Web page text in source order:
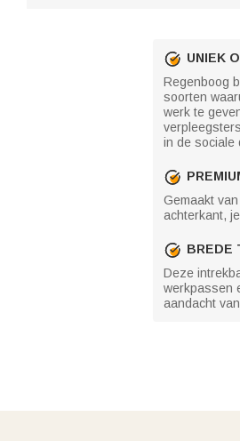
UNIEK
Regenboog
soorten
werk te
in de sociale
Gemaakt
achterkant,
BREDE
Deze
werkpassen
aandacht